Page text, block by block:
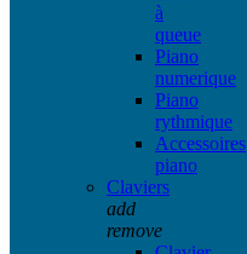
à
queue
Piano
numerique
Piano
rythmique
Accessoires
piano
Claviers
add
remove